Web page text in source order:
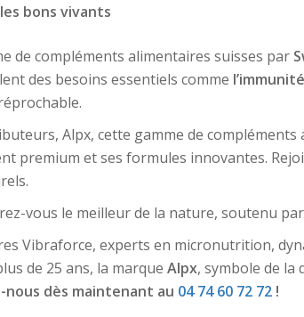
bons vivants
de compléments alimentaires suisses par
des besoins essentiels comme
Alpx, cette gamme de
premium et ses formules innovantes.
vous le meilleur de la nature, soutenu
Vibraforce, experts en micronutrition,
de 25 ans, la marque Alpx, symbole de
nous dès maintenant au 04 74 60 72 72 !